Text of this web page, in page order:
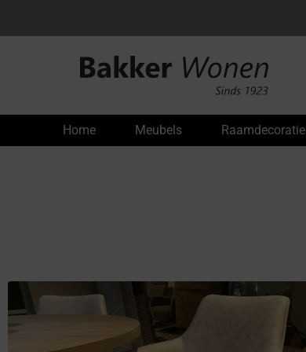
Home Meubels Raamdecoratie